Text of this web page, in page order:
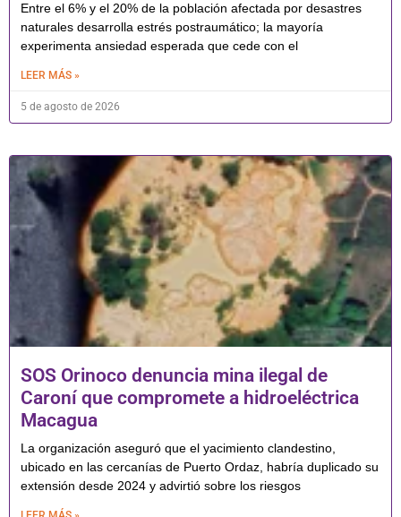
Entre el 6% y el 20% de la población afectada por desastres
naturales desarrolla estrés postraumático; la mayoría
experimenta ansiedad esperada que cede con el
LEER MÁS »
5 de agosto de 2026
SOS Orinoco denuncia mina ilegal de
Caroní que compromete a hidroeléctrica
Macagua
La organización aseguró que el yacimiento clandestino,
ubicado en las cercanías de Puerto Ordaz, habría duplicado su
extensión desde 2024 y advirtió sobre los riesgos